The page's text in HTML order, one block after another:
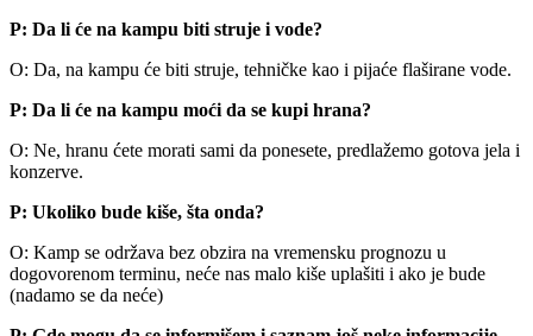
P: Da li će na kampu biti struje i vode?
O: Da, na kampu će biti struje, tehničke kao i pijaće flaširane vode.
P: Da li će na kampu moći da se kupi hrana?
O: Ne, hranu ćete morati sami da ponesete, predlažemo gotova jela i
konzerve.
P: Ukoliko bude kiše, šta onda?
O: Kamp se održava bez obzira na vremensku prognozu u
dogovorenom terminu, neće nas malo kiše uplašiti i ako je bude
(nadamo se da neće)